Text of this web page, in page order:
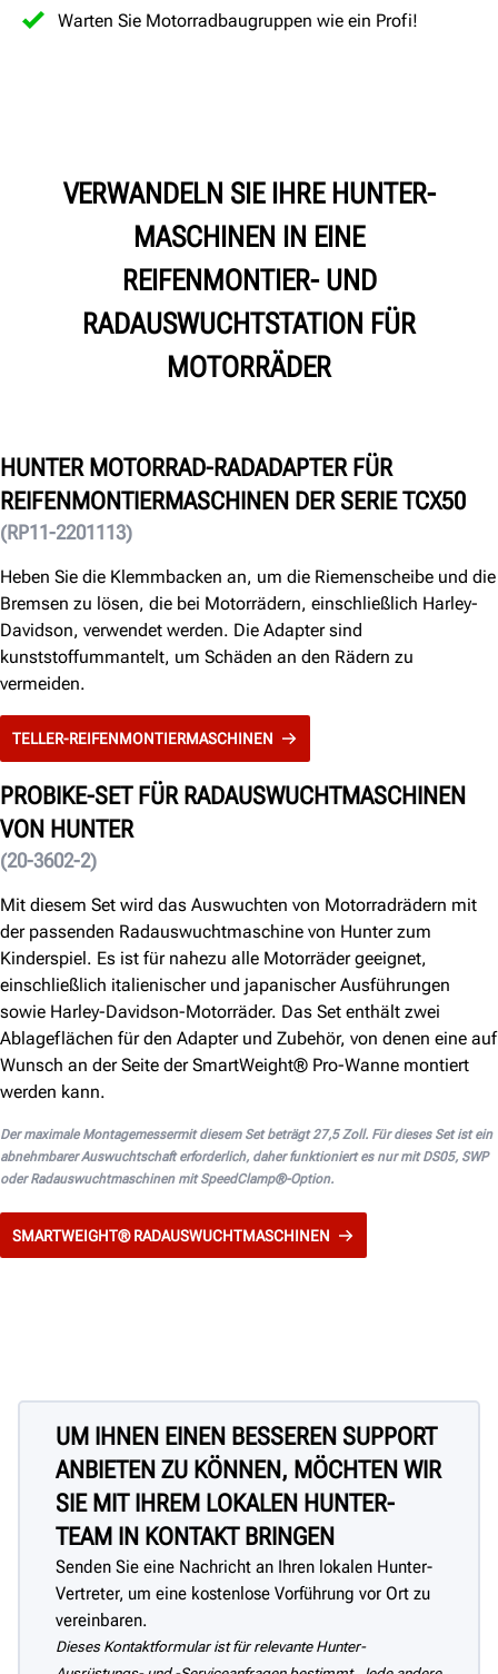
Warten Sie Motorradbaugruppen wie ein Profi!
VERWANDELN SIE IHRE HUNTER-
MASCHINEN IN EINE
REIFENMONTIER- UND
RADAUSWUCHTSTATION FÜR
MOTORRÄDER
HUNTER MOTORRAD-RADADAPTER FÜR
REIFENMONTIERMASCHINEN DER SERIE TCX50
(RP11-2201113)
Heben Sie die Klemmbacken an, um die Riemenscheibe und die
Bremsen zu lösen, die bei Motorrädern, einschließlich Harley-
Davidson, verwendet werden. Die Adapter sind
kunststoffummantelt, um Schäden an den Rädern zu
vermeiden.
TELLER-REIFENMONTIERMASCHINEN
PROBIKE-SET FÜR RADAUSWUCHTMASCHINEN
VON HUNTER
(20-3602-2)
Mit diesem Set wird das Auswuchten von Motorradrädern mit
der passenden Radauswuchtmaschine von Hunter zum
Kinderspiel. Es ist für nahezu alle Motorräder geeignet,
einschließlich italienischer und japanischer Ausführungen
sowie Harley-Davidson-Motorräder. Das Set enthält zwei
Ablageflächen für den Adapter und Zubehör, von denen eine auf
Wunsch an der Seite der SmartWeight® Pro-Wanne montiert
werden kann.
Der maximale Montagemessermit diesem Set beträgt 27,5 Zoll. Für dieses Set ist ein
abnehmbarer Auswuchtschaft erforderlich, daher funktioniert es nur mit DS05, SWP
oder Radauswuchtmaschinen mit SpeedClamp®-Option.
SMARTWEIGHT® RADAUSWUCHTMASCHINEN
UM IHNEN EINEN BESSEREN SUPPORT
ANBIETEN ZU KÖNNEN, MÖCHTEN WIR
SIE MIT IHREM LOKALEN HUNTER-
TEAM IN KONTAKT BRINGEN
Senden Sie eine Nachricht an Ihren lokalen Hunter-
Vertreter, um eine kostenlose Vorführung vor Ort zu
vereinbaren.
Dieses Kontaktformular ist für relevante Hunter-